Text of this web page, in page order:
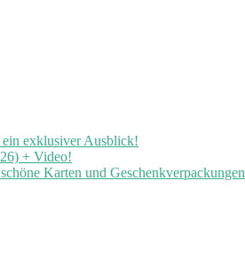
exklusiver Ausblick!
+ Video!
Karten und Geschenkverpackungen